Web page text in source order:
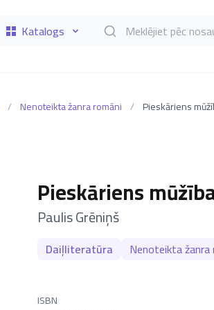
Katalogs Meklēt grāmatas pēc
/ Nenoteikta žanra romāni / Pieskāriens
Pieskāriens
–
Paulis Grēniņš
Daiļliteratūra Nenoteikta žanra
ISBN